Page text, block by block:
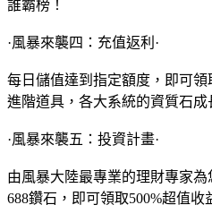
誰霸榜！
·風暴來襲四：充值返利·
每日儲值達到指定額度，即可領
進階道具，各大系統的資質石成
·風暴來襲五：投資計畫·
由風暴大陸最專業的理財專家
688鑽石，即可領取500%超值收